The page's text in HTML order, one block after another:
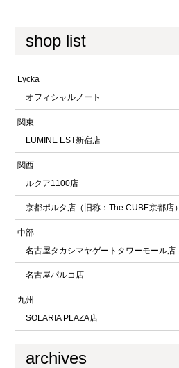
shop list
Lycka
オフィシャルノート
関東
LUMINE EST新宿店
関西
ルクア1100店
京都ポルタ店（旧称：The CUBE京都店）
中部
名古屋タカシマヤゲートタワーモール店
名古屋パルコ店
九州
SOLARIA PLAZA店
archives